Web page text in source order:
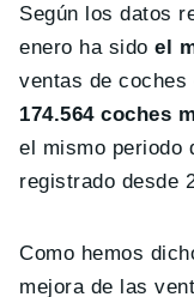
Según los datos
enero ha sido el
ventas de coches
174.564 coches
el mismo periodo
registrado desde
Como hemos
mejora de las